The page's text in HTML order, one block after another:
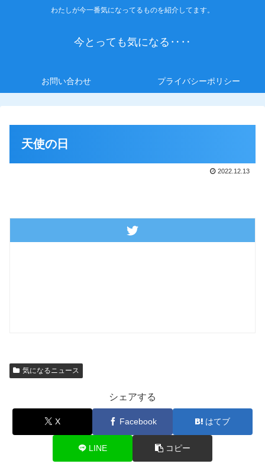
わたしが今一番気になってるものを紹介してます。
今とっても気になる‥‥
お問い合わせ プライバシーポリシー
天使の日
2022.12.13
気になるニュース
シェアする
X Facebook はてブ
LINE コピー